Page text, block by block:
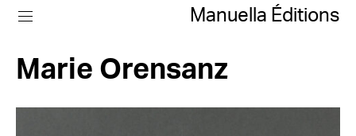
Manuella Éditions
Marie Orensanz